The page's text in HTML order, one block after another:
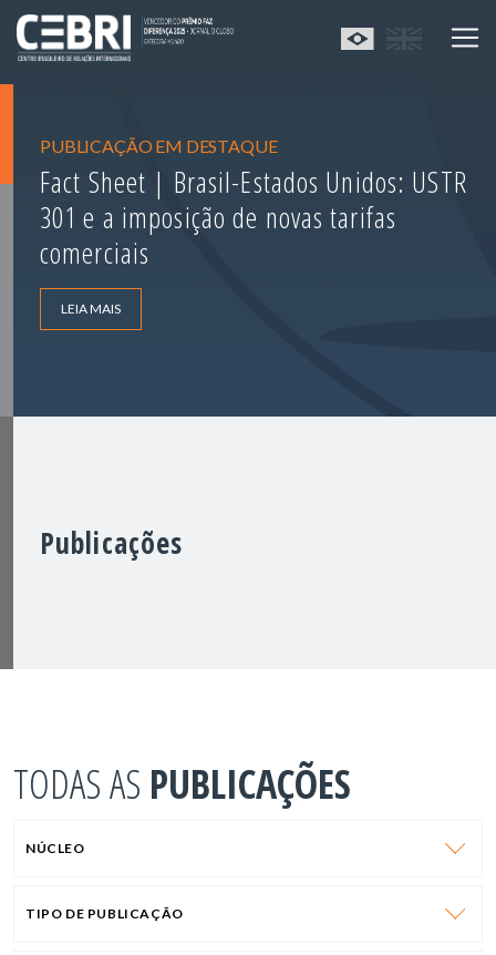
PUBLICAÇÃO EM DESTAQUE
Fact Sheet | Brasil-Estados Unidos: USTR
301 e a imposição de novas tarifas
comerciais
LEIA MAIS
Publicações
TODAS AS PUBLICAÇÕES
NÚCLEO
TIPO DE PUBLICAÇÃO